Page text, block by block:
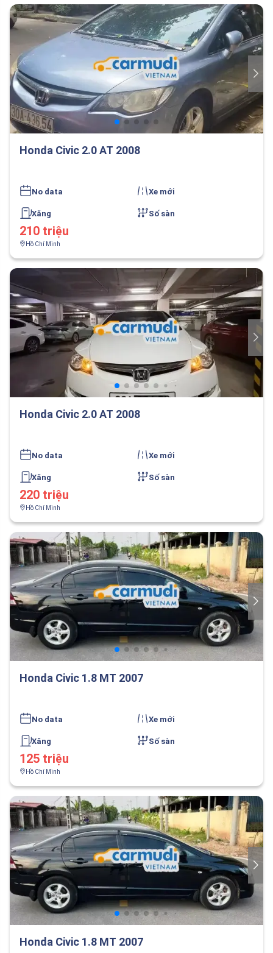
Honda Civic 2.0 AT 2008
No data Xe mới
Xăng Số sàn
210 triệu
Hồ Chí Minh
Honda Civic 2.0 AT 2008
No data Xe mới
Xăng Số sàn
220 triệu
Hồ Chí Minh
Honda Civic 1.8 MT 2007
No data Xe mới
Xăng Số sàn
125 triệu
Hồ Chí Minh
Honda Civic 1.8 MT 2007